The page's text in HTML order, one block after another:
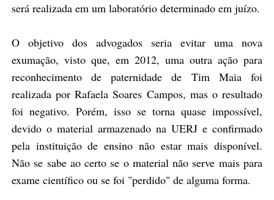
será realizada em um laboratório determinado em juízo.
O objetivo dos advogados seria evitar uma nova
exumação, visto que, em 2012, uma outra ação para
reconhecimento de paternidade de Tim Maia foi
realizada por Rafaela Soares Campos, mas o resultado
foi negativo. Porém, isso se torna quase impossível,
devido o material armazenado na UERJ e confirmado
pela instituição de ensino não estar mais disponível.
Não se sabe ao certo se o material não serve mais para
exame científico ou se foi "perdido" de alguma forma.